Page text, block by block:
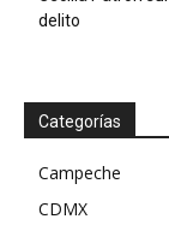
delito
Categorías
Campeche
CDMX